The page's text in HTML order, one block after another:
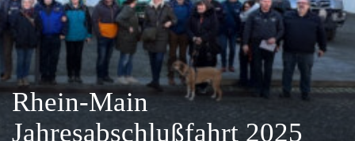
Rhein-Main
Jahresabschlußfahrt 2025